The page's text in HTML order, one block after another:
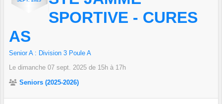
SPORTIVE - CURES
AS
Senior A : Division 3 Poule A
Le dimanche 07 sept. 2025 de 15h à 17h
Seniors (2025-2026)